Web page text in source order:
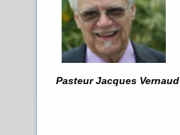
Pasteur Jacques Vernaud